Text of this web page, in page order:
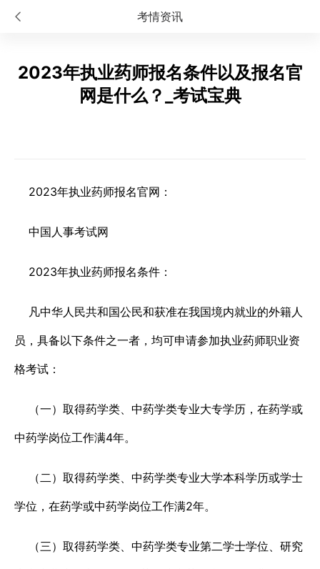
考情资讯
2023年执业药师报名条件以及报名官
网是什么？_考试宝典
2023年执业药师报名官网：
中国人事考试网
2023年执业药师报名条件：
凡中华人民共和国公民和获准在我国境内就业的外籍人
员，具备以下条件之一者，均可申请参加执业药师职业资
格考试：
（一）取得药学类、中药学类专业大专学历，在药学或
中药学岗位工作满4年。
（二）取得药学类、中药学类专业大学本科学历或学士
学位，在药学或中药学岗位工作满2年。
（三）取得药学类、中药学类专业第二学士学位、研究